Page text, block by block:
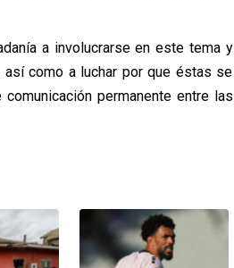
a involucrarse en este tema y
como a luchar por que éstas se
permanente entre las